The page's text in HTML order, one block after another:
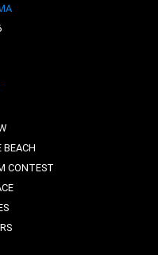
BEACH
CONTEST